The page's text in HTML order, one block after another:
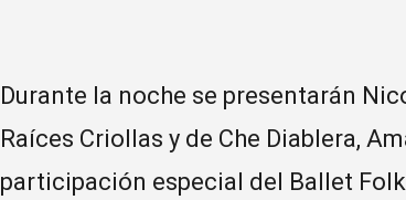
Durante la noche se presentarán
Raíces Criollas y de Che Diablera,
participación especial del Ballet